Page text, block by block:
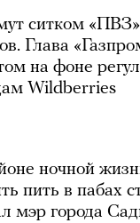
ситком
Глава
на фоне
Wildberries
ночной
пить в пабах
мэр города